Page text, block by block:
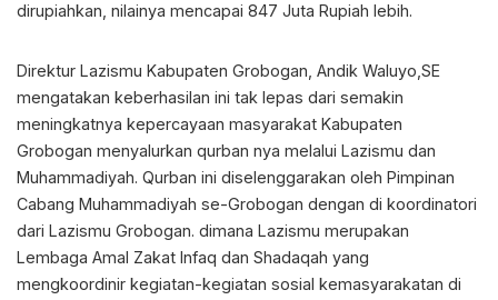
dirupiahkan, nilainya mencapai 847 Juta Rupiah lebih.
Direktur Lazismu Kabupaten Grobogan, Andik Waluyo,SE
mengatakan keberhasilan ini tak lepas dari semakin
meningkatnya kepercayaan masyarakat Kabupaten
Grobogan menyalurkan qurban nya melalui Lazismu dan
Muhammadiyah. Qurban ini diselenggarakan oleh Pimpinan
Cabang Muhammadiyah se-Grobogan dengan di koordinatori
dari Lazismu Grobogan. dimana Lazismu merupakan
Lembaga Amal Zakat Infaq dan Shadaqah yang
mengkoordinir kegiatan-kegiatan sosial kemasyarakatan di